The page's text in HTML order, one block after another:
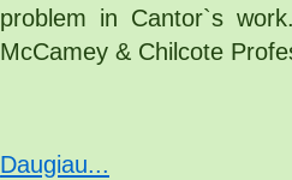
problem in Cantor`s
McCamey & Chilcote
Daugiau...